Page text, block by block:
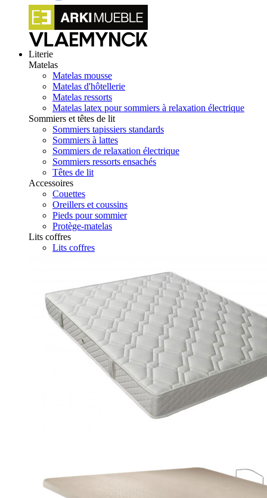
Literie
Matelas
Matelas mousse
Matelas d'hôtellerie
Matelas ressorts
Matelas latex pour sommiers à relaxation électrique
Sommiers et têtes de lit
Sommiers tapissiers standards
Sommiers à lattes
Sommiers de relaxation électrique
Sommiers ressorts ensachés
Têtes de lit
Accessoires
Couettes
Oreillers et coussins
Pieds pour sommier
Protège-matelas
Lits coffres
Lits coffres